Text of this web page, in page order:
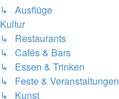
↳ Ausflüge
Kultur
↳ Restaurants
↳ Cafés & Bars
↳ Essen & Trinken
↳ Feste & Veranstaltungen
↳ Kunst